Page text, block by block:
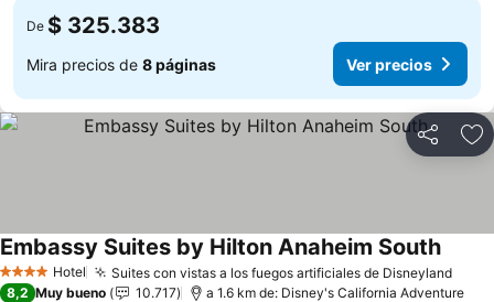
De $ 325.383
Mira precios de 8 páginas Ver precios
Compartir
4 EstrellasHotel Suites con vistas a los fuegos artificiales de Disneyland
Embassy Suites by Hilton Anaheim South
8,2 Muy bueno 10.717 a 1.6 km de: Disney's California Adventure